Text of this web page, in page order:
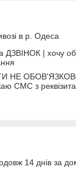
в р. Одеса
| хочу
НЕ ОБОВ'ЯЗКОВО
СМС з
14 днів за